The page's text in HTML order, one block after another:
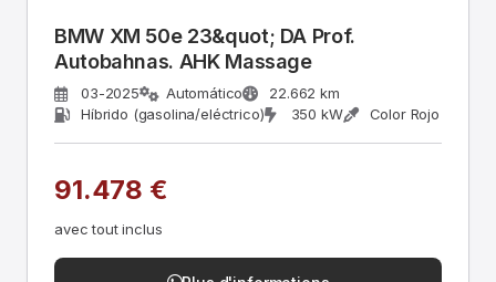
BMW XM 50e 23&quot; DA Prof.
Autobahnas. AHK Massage
03-2025 Automático
22.662 km
Híbrido (gasolina/eléctrico)
350 kW Color Rojo
91.478 €
avec tout inclus